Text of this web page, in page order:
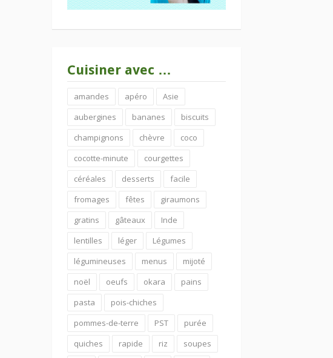
Cuisiner avec …
amandes apéro
Asie
aubergines
bananes
biscuits
champignons
chèvre
coco
cocotte-minute
courgettes
céréales
desserts
facile
fromages
fêtes
giraumons
gratins
gâteaux
Inde
lentilles
léger
Légumes
légumineuses
menus
mijoté
noël
oeufs okara
pains
pasta
pois-chiches
pommes-de-terre
PST
purée
quiches
rapide riz
soupes